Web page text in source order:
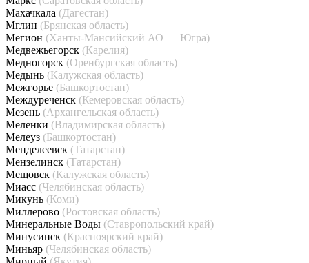
Махачкала (Дагестан)
Мглин (Брянская область)
Мегион (Ханты-Мансийский АО — Югра)
Медвежьегорск (Карелия)
Медногорск (Оренбургская область)
Медынь (Калужская область)
Межгорье (Башкортостан)
Междуреченск (Кемеровская область)
Мезень (Архангельская область)
Меленки (Владимирская область)
Мелеуз (Башкортостан)
Менделеевск (Татарстан)
Мензелинск (Татарстан)
Мещовск (Калужская область)
Миасс (Челябинская область)
Микунь (Коми)
Миллерово (Ростовская область)
Минеральные Воды (Ставропольский край)
Минусинск (Красноярский край)
Миньяр (Челябинская область)